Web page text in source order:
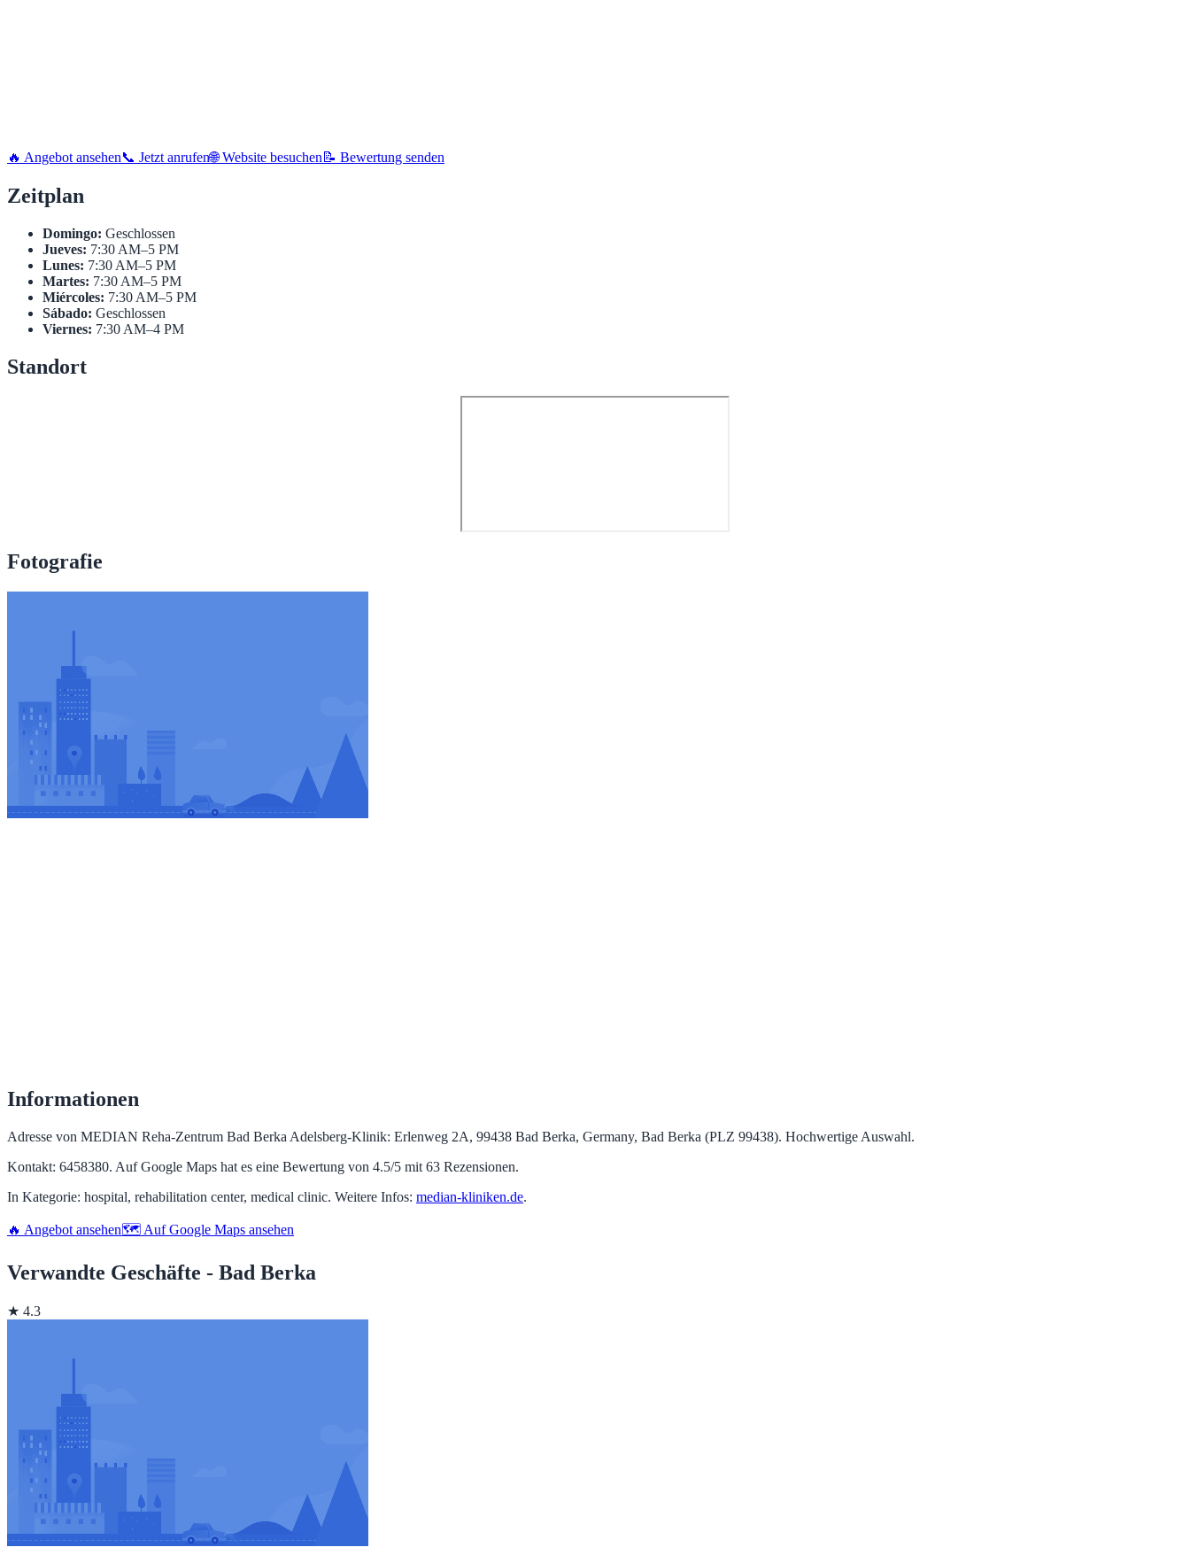
🔥 Angebot ansehen📞 Jetzt anrufen🌐 Website besuchen 📝 Bewertung senden
Zeitplan
Domingo: Geschlossen
Jueves: 7:30 AM–5 PM
Lunes: 7:30 AM–5 PM
Martes: 7:30 AM–5 PM
Miércoles: 7:30 AM–5 PM
Sábado: Geschlossen
Viernes: 7:30 AM–4 PM
Standort
Fotografie
Informationen
Adresse von MEDIAN Reha-Zentrum Bad Berka Adelsberg-Klinik: Erlenweg 2A, 99438 Bad Berka, Germany, Bad Berka (PLZ 99438). Hochwertige Auswahl.
Kontakt: 6458380. Auf Google Maps hat es eine Bewertung von 4.5/5 mit 63 Rezensionen.
In Kategorie: hospital, rehabilitation center, medical clinic. Weitere Infos: median-kliniken.de.
🔥 Angebot ansehen🗺️ Auf Google Maps ansehen
Verwandte Geschäfte - Bad Berka
★ 4.3